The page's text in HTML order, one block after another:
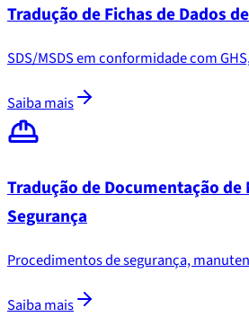
Tradução de Fichas de Dados
SDS/MSDS em conformidade com GHS,
Saiba mais
Tradução de Documentação de
Segurança
Procedimentos de segurança,
Saiba mais